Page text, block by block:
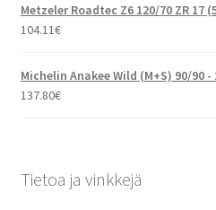
Metzeler Roadtec Z6 120/70 ZR 17
104.11€
Michelin Anakee Wild (M+S) 90/90 -
137.80€
Tietoa ja vinkkejä